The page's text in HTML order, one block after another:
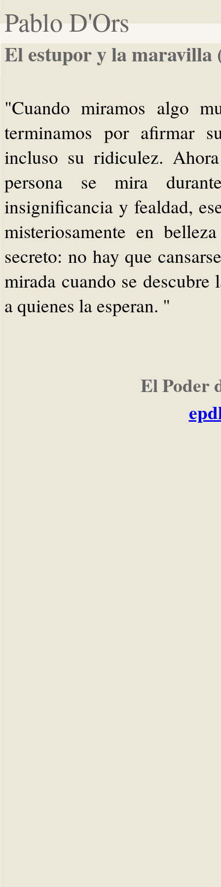
Pablo D'Ors
El estupor y la maravilla
"Cuando miramos algo
terminamos por afirmar
incluso su ridiculez.
persona se mira
insignificancia y fealdad,
misteriosamente en
secreto: no hay que
mirada cuando se
a quienes la esperan. "
El Poder